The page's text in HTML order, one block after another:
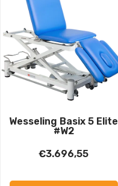
Wesseling Basix 5 Elite
#W2
€3.696,55